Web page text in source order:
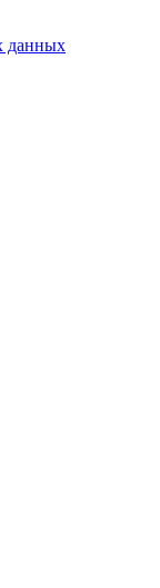
данных